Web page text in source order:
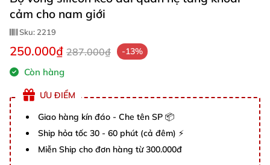
cảm cho nam giới
Sku: 2219
250.000₫ 287.000₫ -13%
Còn hàng
ƯU ĐIỂM
Giao hàng kín đáo - Che tên SP 📦
Ship hỏa tốc 30 - 60 phút (cả đêm) ⚡
Miễn Ship cho đơn hàng từ 300.000đ